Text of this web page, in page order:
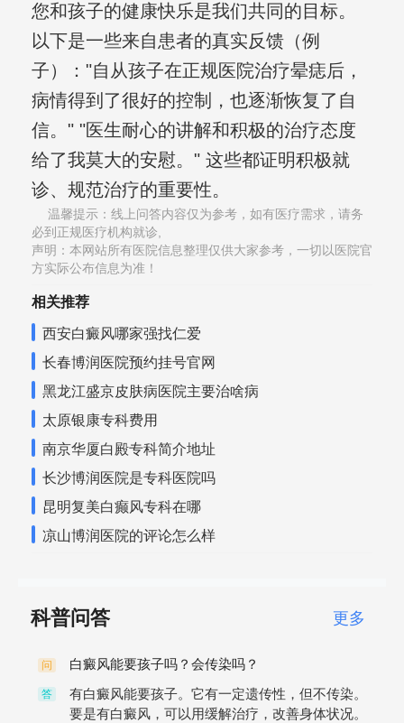
您和孩子的健康快乐是我们共同的目标。
以下是一些来自患者的真实反馈（例
子）："自从孩子在正规医院治疗晕痣后，
病情得到了很好的控制，也逐渐恢复了自
信。" "医生耐心的讲解和积极的治疗态度
给了我莫大的安慰。" 这些都证明积极就
诊、规范治疗的重要性。
温馨提示：线上问答内容仅为参考，如有医疗需求，请务
必到正规医疗机构就诊,
声明：本网站所有医院信息整理仅供大家参考，一切以医院官
方实际公布信息为准！
相关推荐
西安白癜风哪家强找仁爱
长春博润医院预约挂号官网
黑龙江盛京皮肤病医院主要治啥病
太原银康专科费用
南京华厦白殿专科简介地址
长沙博润医院是专科医院吗
昆明复美白癫风专科在哪
凉山博润医院的评论怎么样
科普问答 更多
问 白癜风能要孩子吗？会传染吗？
答
有白癜风能要孩子。它有一定遗传性，但不传染。
要是有白癜风，可以用缓解治疗，改善身体状况。